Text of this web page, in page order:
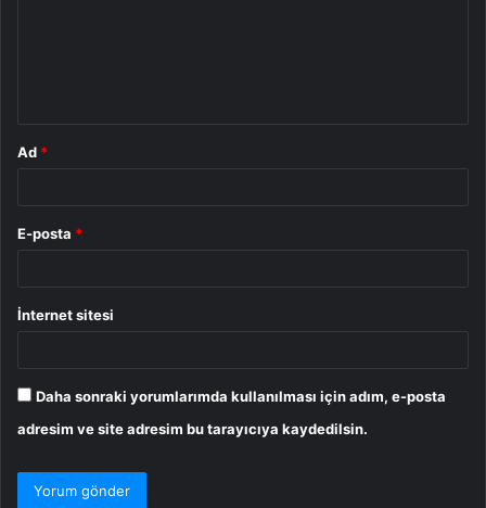
Ad *
E-posta *
İnternet sitesi
Daha sonraki yorumlarımda kullanılması için adım, e-posta
adresim ve site adresim bu tarayıcıya kaydedilsin.